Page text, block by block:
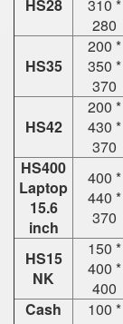
HS28
310 *
280
HS35
200 *
350 *
370
HS42
200 *
430 *
370
HS400
Laptop
15.6
inch
400 *
440 *
370
HS15
NK
150 *
400 *
400
Cash
100 *